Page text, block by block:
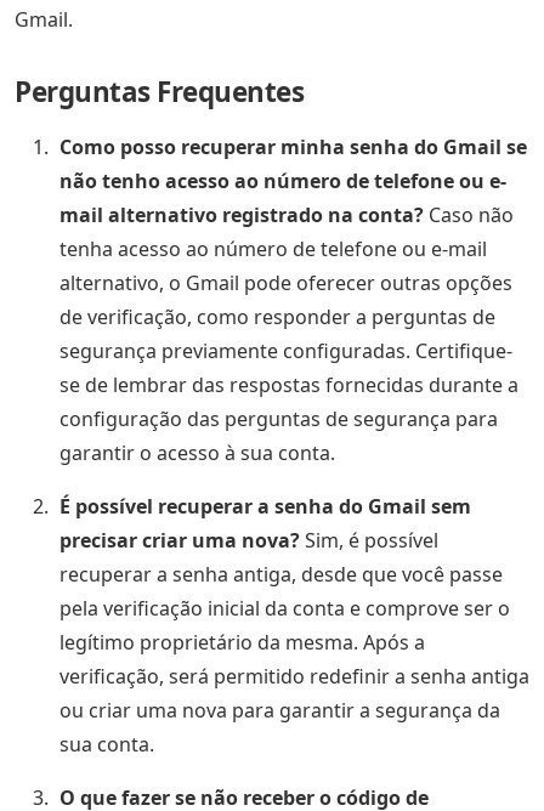
Gmail.
Perguntas Frequentes
Como posso recuperar minha senha do Gmail se
não tenho acesso ao número de telefone ou e-
mail alternativo registrado na conta? Caso não
tenha acesso ao número de telefone ou e-mail
alternativo, o Gmail pode oferecer outras opções
de verificação, como responder a perguntas de
segurança previamente configuradas. Certifique-
se de lembrar das respostas fornecidas durante a
configuração das perguntas de segurança para
garantir o acesso à sua conta.
É possível recuperar a senha do Gmail sem
precisar criar uma nova?Sim, é possível
recuperar a senha antiga, desde que você passe
pela verificação inicial da conta e comprove ser o
legítimo proprietário da mesma. Após a
verificação, será permitido redefinir a senha antiga
ou criar uma nova para garantir a segurança da
sua conta.
O que fazer se não receber o código de